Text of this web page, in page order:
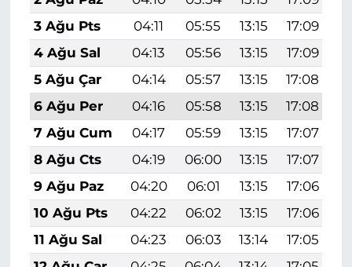
3 Ağu Pts
04:11 05:55 13:15 17:09
4 Ağu Sal
04:13 05:56 13:15 17:09
5 Ağu Çar
04:14 05:57 13:15 17:08
6 Ağu Per
04:16 05:58 13:15 17:08
7 Ağu Cum
04:17 05:59 13:15 17:07
8 Ağu Cts
04:19 06:00 13:15 17:07
9 Ağu Paz
04:20 06:01 13:15 17:06
10 Ağu Pts
04:22 06:02 13:15 17:06
11 Ağu Sal
04:23 06:03 13:14 17:05